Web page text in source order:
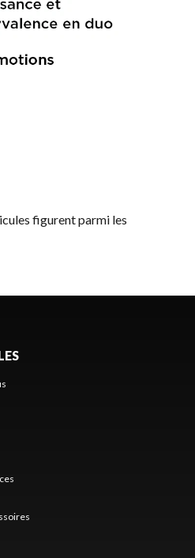
figurent parmi les